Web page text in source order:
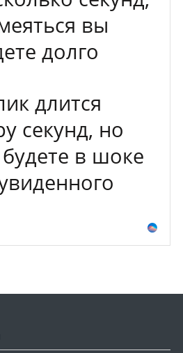
вы
долго
длится
секунд, но
в шоке